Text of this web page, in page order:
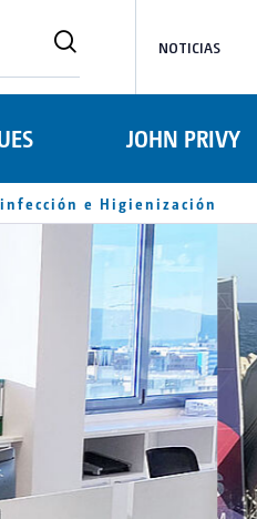
NOTICIAS
JOHN PRIVY
e Higienización